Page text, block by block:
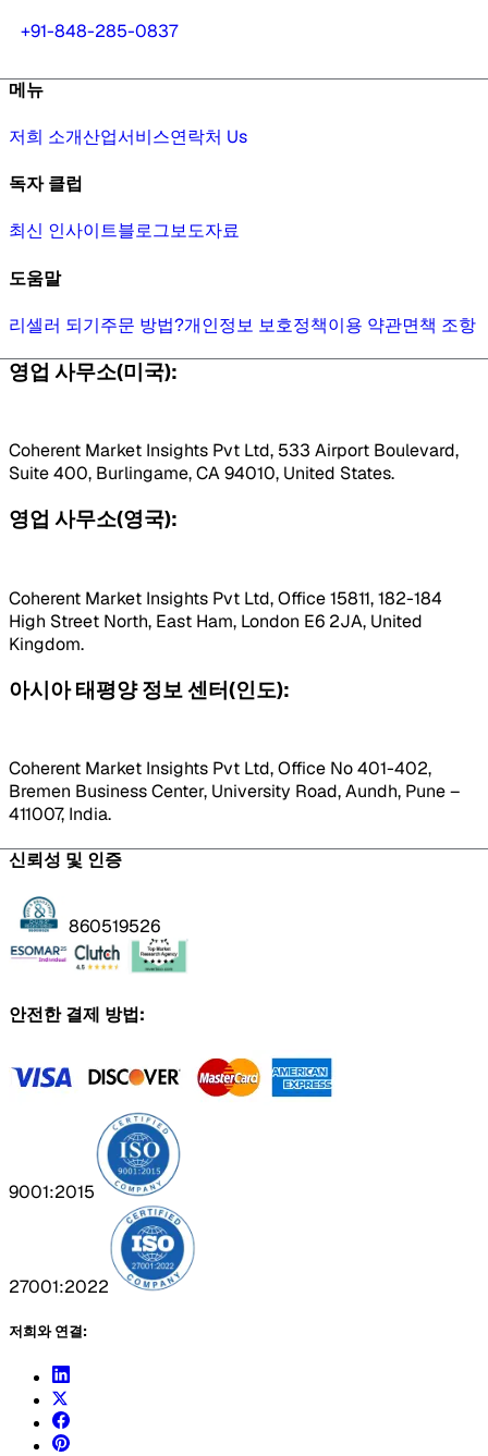
+91-848-285-0837
메뉴
저희 소개산업서비스연락처 Us
독자 클럽
최신 인사이트블로그보도자료
도움말
리셀러 되기주문 방법?개인정보 보호정책이용 약관면책 조항
영업 사무소(미국):
Coherent Market Insights Pvt Ltd, 533 Airport Boulevard,
Suite 400, Burlingame, CA 94010, United States.
영업 사무소(영국):
Coherent Market Insights Pvt Ltd, Office 15811, 182-184
High Street North, East Ham, London E6 2JA, United
Kingdom.
아시아 태평양 정보 센터(인도):
Coherent Market Insights Pvt Ltd, Office No 401-402,
Bremen Business Center, University Road, Aundh, Pune –
411007, India.
신뢰성 및 인증
860519526
안전한 결제 방법:
9001:2015
27001:2022
저희와 연결: